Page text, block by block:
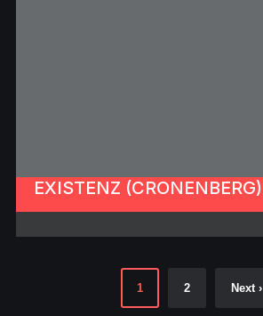
EXISTENZ (CRONENBERG)
1 2 Next ›